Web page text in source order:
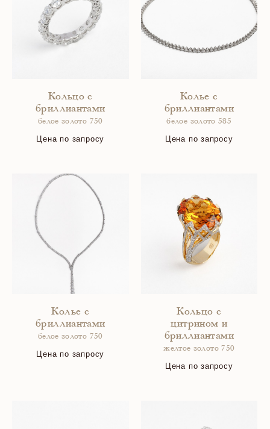
Кольцо с
бриллиантами
белое золото 750
Цена по запросу
Колье с
бриллиантами
белое золото 585
Цена по запросу
Колье с
бриллиантами
белое золото 750
Цена по запросу
Кольцо с
цитрином и
бриллиантами
желтое золото 750
Цена по запросу